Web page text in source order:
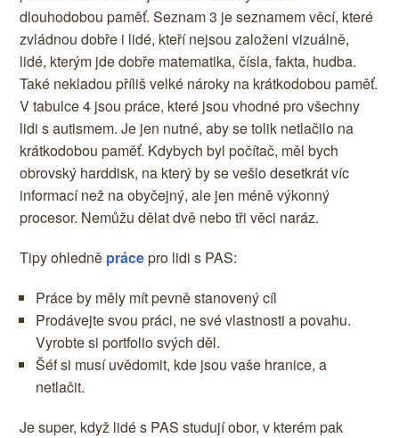
dlouhodobou paměť. Seznam 3 je seznamem věcí, které
zvládnou dobře i lidé, kteří nejsou založeni vizuálně,
lidé, kterým jde dobře matematika, čísla, fakta, hudba.
Také nekladou příliš velké nároky na krátkodobou paměť.
V tabulce 4 jsou práce, které jsou vhodné pro všechny
lidi s autismem. Je jen nutné, aby se tolik netlačilo na
krátkodobou paměť. Kdybych byl počítač, měl bych
obrovský harddisk, na který by se vešlo desetkrát víc
informací než na obyčejný, ale jen méně výkonný
procesor. Nemůžu dělat dvě nebo tři věci naráz.
Tipy ohledně prácepro lidi s PAS:
Práce by měly mít pevně stanovený cíl
Prodávejte svou práci, ne své vlastnosti a povahu.
Vyrobte si portfolio svých děl.
Šéf si musí uvědomit, kde jsou vaše hranice, a
netlačit.
Je super, když lidé s PAS studují obor, v kterém pak